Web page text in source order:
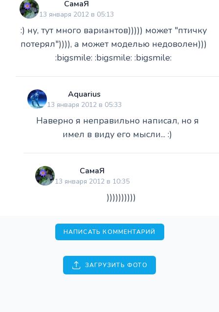
СамаЯ
13 января 2012 в 05:13
:) ну, тут много вариантов))))) может "птичку
потерял")))), а может моделью недоволен)))
:bigsmile: :bigsmile: :bigsmile:
Aquarius
13 января 2012 в 05:33
Наверно я неправильно написал, но я
имел в виду его мысли... :)
СамаЯ
13 января 2012 в 10:35
))))))))))
НАПИСАТЬ КОММЕНТАРИЙ
ЗАГРУЗИТЬ ФОТО